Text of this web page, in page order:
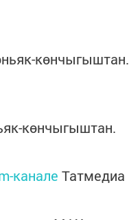
көнчыгыштан.
көнчыгыштан.
канале Татмедиа